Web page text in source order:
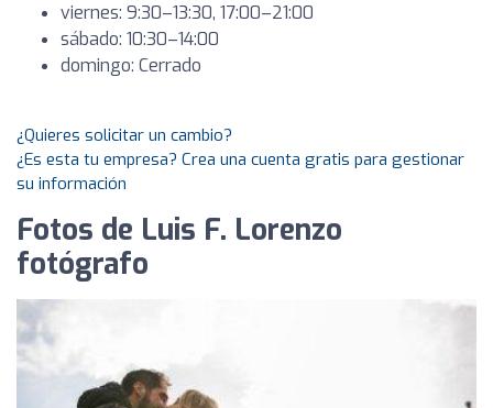
viernes: 9:30–13:30, 17:00–21:00
sábado: 10:30–14:00
domingo: Cerrado
¿Quieres solicitar un cambio?
¿Es esta tu empresa? Crea una cuenta gratis para gestionar
su información
Fotos de Luis F. Lorenzo
fotógrafo